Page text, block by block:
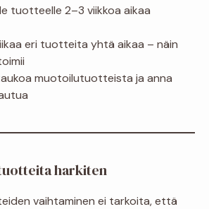
tuotteelle 2–3 viikkoa aikaa
eri tuotteita yhtä aikaa – näin
muotoilutuotteista ja anna
harkiten
vaihtaminen ei tarkoita, että